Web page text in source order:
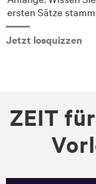
ersten Sätze
Jetzt losquizzen
ZEIT